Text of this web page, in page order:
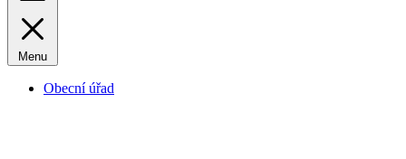
Menu
Obecní úřad